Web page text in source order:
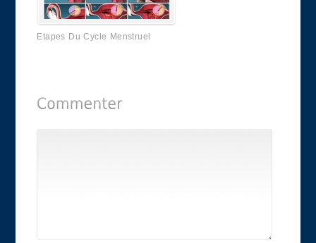
Etapes Du Cycle Menstruel